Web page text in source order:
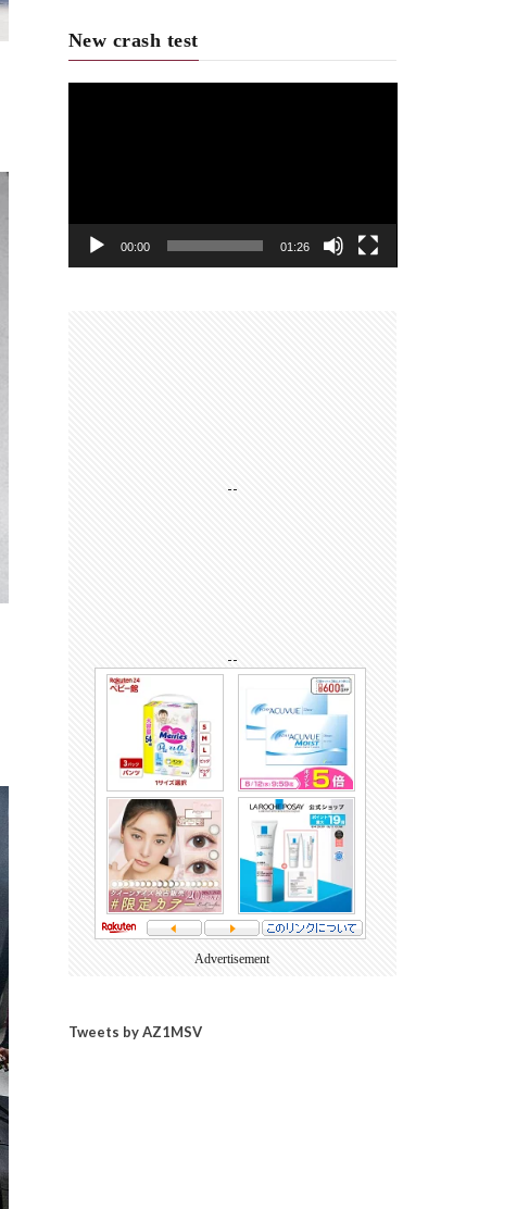
New crash test
動
00:00 01:26
--
--
Advertisement
Tweets by AZ1MSV